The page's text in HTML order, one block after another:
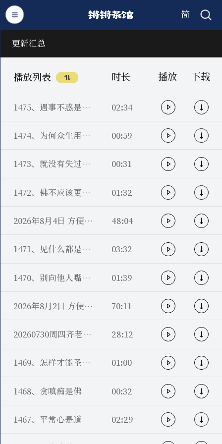
简
繁
更新汇总
播放列表 时长 播放 下载
1475、遇事不惑是大定 02:34
1474、为何众生用是障碍，佛用是妙用？ 00:59
1473、就没有失过，为啥还要现前？ 00:31
1472、佛不应该更成佛 01:32
2026年8月4日 方便七答疑 莲子老师 48:04
1471、见什么都是粪！ 03:32
1470、别向他人嘴里讨个什么 01:39
2026年8月2日 方便七答疑 莲子老师 70:11
20260730周四齐老师印心之家答疑 28:12
1469、怎样才能圣心凡心不异？ 01:00
1468、贪嗔痴是佛 00:32
1467、平常心是道 02:29